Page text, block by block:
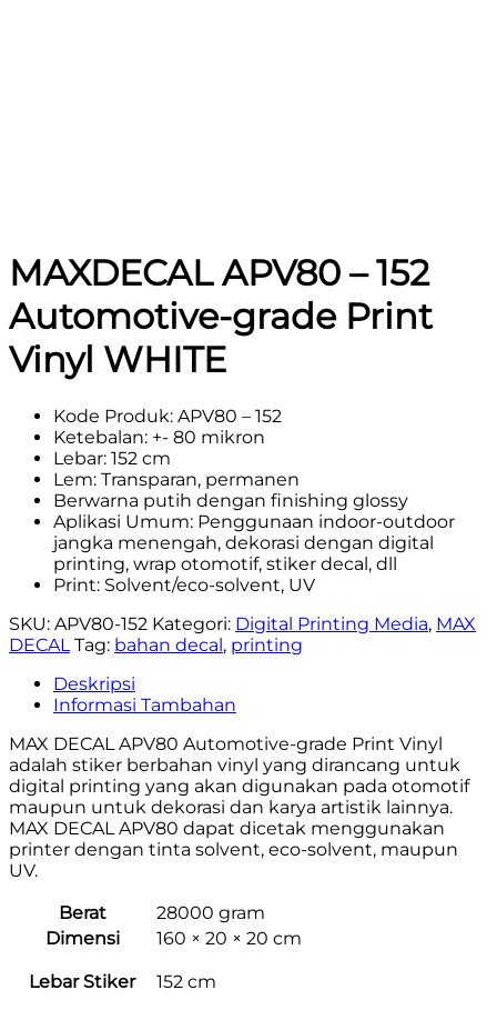
MAXDECAL APV80 – 152
Automotive-grade Print
Vinyl WHITE
Kode Produk: APV80 – 152
Ketebalan: +- 80 mikron
Lebar: 152 cm
Lem: Transparan, permanen
Berwarna putih dengan finishing glossy
Aplikasi Umum: Penggunaan indoor-outdoor
jangka menengah, dekorasi dengan digital
printing, wrap otomotif, stiker decal, dll
Print: Solvent/eco-solvent, UV
SKU: APV80-152 Kategori: Digital Printing Media, MAX
DECAL Tag: bahan decal, printing
Deskripsi
Informasi Tambahan
MAX DECAL APV80 Automotive-grade Print Vinyl
adalah stiker berbahan vinyl yang dirancang untuk
digital printing yang akan digunakan pada otomotif
maupun untuk dekorasi dan karya artistik lainnya.
MAX DECAL APV80 dapat dicetak menggunakan
printer dengan tinta solvent, eco-solvent, maupun
UV.
Berat
28000 gram
Dimensi
160 × 20 × 20 cm
Lebar Stiker 152 cm